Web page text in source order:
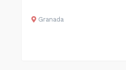
Granada